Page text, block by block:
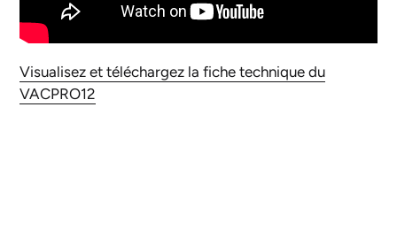
Visualisez et téléchargez la fiche technique du
VACPRO12